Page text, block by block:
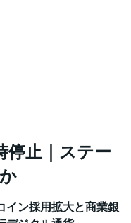
停止｜ステー
イン採用拡大と商業銀